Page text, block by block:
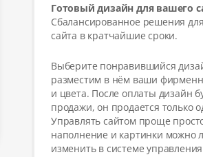
Готовый дизайн для вашего
Сбалансированное решения
сайта в кратчайшие сроки.
Выберите понравившийся
разместим в нём ваши
и цвета. После оплаты дизайн
продажи, он продается только
Управлять сайтом проще
наполнение и картинки можно
изменить в системе